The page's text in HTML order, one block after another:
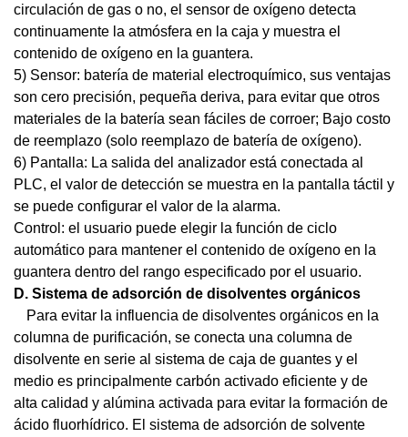
circulación de gas o no, el sensor de oxígeno detecta
continuamente la atmósfera en la caja y muestra el
contenido de oxígeno en la guantera.
5) Sensor: batería de material electroquímico, sus ventajas
son cero precisión, pequeña deriva, para evitar que otros
materiales de la batería sean fáciles de corroer; Bajo costo
de reemplazo (solo reemplazo de batería de oxígeno).
6) Pantalla: La salida del analizador está conectada al
PLC, el valor de detección se muestra en la pantalla táctil y
se puede configurar el valor de la alarma.
Control: el usuario puede elegir la función de ciclo
automático para mantener el contenido de oxígeno en la
guantera dentro del rango especificado por el usuario.
D. Sistema de adsorción de disolventes orgánicos
Para evitar la influencia de disolventes orgánicos en la
columna de purificación, se conecta una columna de
disolvente en serie al sistema de caja de guantes y el
medio es principalmente carbón activado eficiente y de
alta calidad y alúmina activada para evitar la formación de
ácido fluorhídrico. El sistema de adsorción de solvente